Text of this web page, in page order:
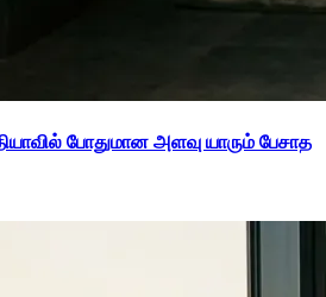
போதுமான அளவு யாரும் பேசாத